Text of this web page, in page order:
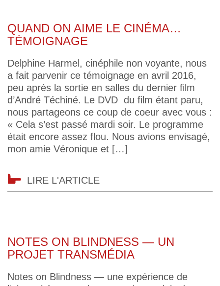
QUAND ON AIME LE CINÉMA…
TÉMOIGNAGE
Delphine Harmel, cinéphile non voyante, nous
a fait parvenir ce témoignage en avril 2016,
peu après la sortie en salles du dernier film
d’André Téchiné. Le DVD du film étant paru,
nous partageons ce coup de coeur avec vous :
« Cela s’est passé mardi soir. Le programme
était encore assez flou. Nous avions envisagé,
mon amie Véronique et […]
LIRE L'ARTICLE
NOTES ON BLINDNESS — UN
PROJET TRANSMÉDIA
Notes on Blindness — une expérience de